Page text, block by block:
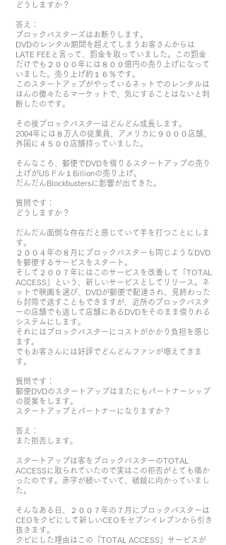
どうしますか？
答え：
ブロックバスターズはお断りします。
DVDのレンタル期間を超えてしまうお客さんからは
LATE FEEと言って、罰金を取っていました。この罰金
だけでも２０００年には８００億円の売り上げになって
いました。売り上げ約１６％です。
このスタートアップがやっているネットでのレンタルは
ほんの微々たるマーケットで、気にすることはないと判
断したのです。
その後ブロックバスターはどんどん成長します。
2004年には８万人の従業員、アメリカに９０００店舗、
外国に４５００店舗持っていました。
そんなころ、郵便でDVDを借りるスタートアップの売り
上げがUSドル１Billionの売り上げ。
だんだんBlockbustersに影響が出てきた。
質問です：
どうしますか？
だんだん面倒な存在だと感じていて手を打つことにしま
す。
２００４年の８月にブロックバスターも同じようなDVD
を郵便するサービスをスタート。
そして２００７年にはこのサービスを改善して「TOTAL
ACCESS」という、新しいサービスとしてリリース。ネ
ットで映画を選び、DVDが郵便で配達され、見終わった
ら封筒で返すこともできますが、近所のブロックバスタ
ーの店舗でも返して店舗にあるDVDをそのまま借りれる
システムにします。
それにはブロックバスターにコストがかかり負担を感じ
ます。
でもお客さんには好評でどんどんファンが増えてきま
す。
質問です：
郵便DVDのスタートアップはまたにもパートナーシップ
の提案をします。
スタートアップとパートナーになりますか？
答え：
また拒否します。
スタートアップは客をブロックバスターのTOTAL
ACCESSに取られていたので実はこの拒否がとても痛か
ったのです。赤字が続いていて、破綻に向かっていまし
た。
そんなある日、２００７年の７月にブロックバスターは
CEOをクビにして新しいCEOをセブンイレブンから引き
抜きます。
クビにした理由はこの「TOTAL ACCESS」サービスが